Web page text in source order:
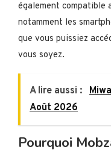
également compatible
notamment les
que vous puissiez
vous soyez.
A lire aussi :
Août 2026
Pourquoi